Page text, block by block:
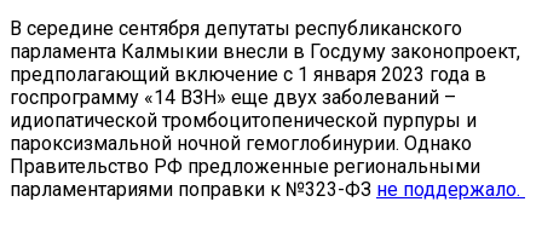
В середине сентября депутаты республиканского
парламента Калмыкии внесли в Госдуму законопроект,
предполагающий включение с 1 января 2023 года в
госпрограмму «14 ВЗН» еще двух заболеваний –
идиопатической тромбоцитопенической пурпуры и
пароксизмальной ночной гемоглобинурии. Однако
Правительство РФ предложенные региональными
парламентариями поправки к №323-ФЗ не поддержало.